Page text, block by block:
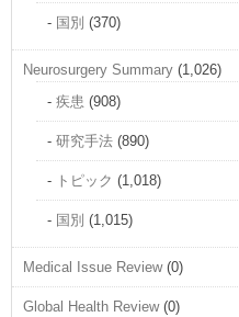
国別 (370)
Neurosurgery Summary (1,026)
疾患 (908)
研究手法 (890)
トピック (1,018)
国別 (1,015)
Medical Issue Review(0)
Global Health Review(0)